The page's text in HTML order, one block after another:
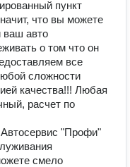
пункт
что вы можете
ваш авто
о том что он
все
сложности
качества!!! Любая
расчет по
"Профи"
смело